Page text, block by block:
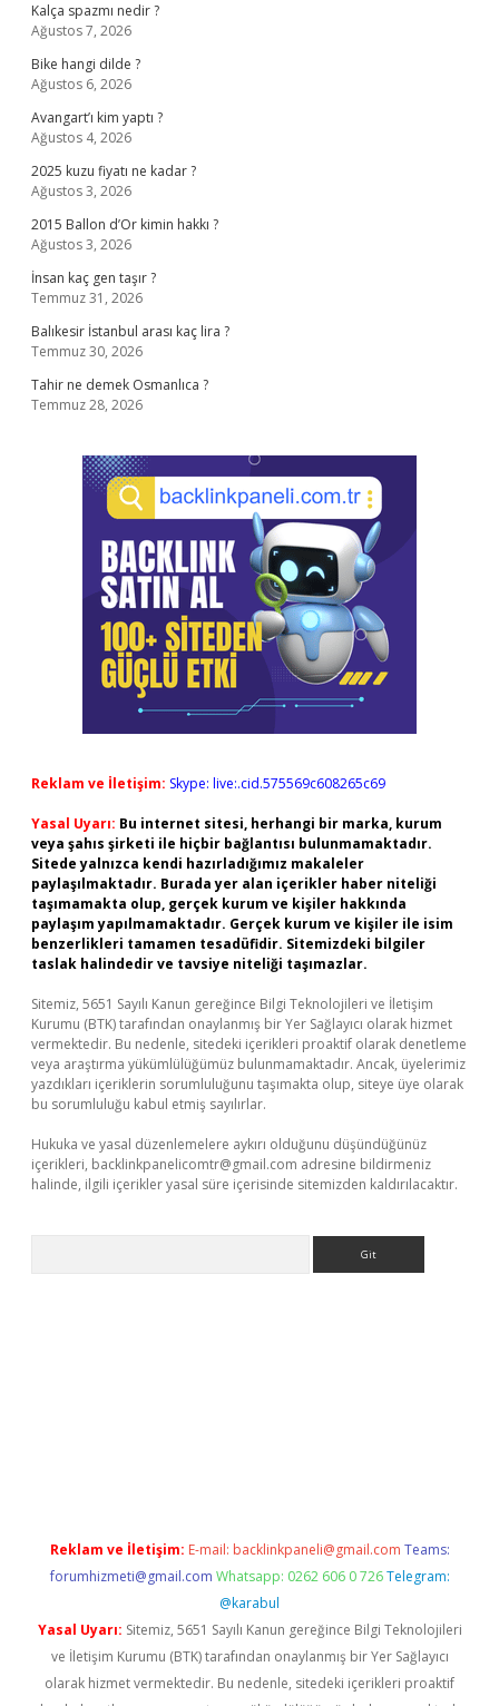
Kalça spazmı nedir ?
Ağustos 7, 2026
Bike hangi dilde ?
Ağustos 6, 2026
Avangart’ı kim yaptı ?
Ağustos 4, 2026
2025 kuzu fiyatı ne kadar ?
Ağustos 3, 2026
2015 Ballon d’Or kimin hakkı ?
Ağustos 3, 2026
İnsan kaç gen taşır ?
Temmuz 31, 2026
Balıkesir İstanbul arası kaç lira ?
Temmuz 30, 2026
Tahir ne demek Osmanlıca ?
Temmuz 28, 2026
Reklam ve İletişim: Skype: live:.cid.575569c608265c69
Yasal Uyarı: Bu internet sitesi, herhangi bir marka, kurum
veya şahıs şirketi ile hiçbir bağlantısı bulunmamaktadır.
Sitede yalnızca kendi hazırladığımız makaleler
paylaşılmaktadır. Burada yer alan içerikler haber niteliği
taşımamakta olup, gerçek kurum ve kişiler hakkında
paylaşım yapılmamaktadır. Gerçek kurum ve kişiler ile isim
benzerlikleri tamamen tesadüfidir. Sitemizdeki bilgiler
taslak halindedir ve tavsiye niteliği taşımazlar.
Sitemiz, 5651 Sayılı Kanun gereğince Bilgi Teknolojileri ve İletişim
Kurumu (BTK) tarafından onaylanmış bir Yer Sağlayıcı olarak hizmet
vermektedir. Bu nedenle, sitedeki içerikleri proaktif olarak denetleme
veya araştırma yükümlülüğümüz bulunmamaktadır. Ancak, üyelerimiz
yazdıkları içeriklerin sorumluluğunu taşımakta olup, siteye üye olarak
bu sorumluluğu kabul etmiş sayılırlar.
Hukuka ve yasal düzenlemelere aykırı olduğunu düşündüğünüz
içerikleri, backlinkpanelicomtr@gmail.com adresine bildirmeniz
halinde, ilgili içerikler yasal süre içerisinde sitemizden kaldırılacaktır.
Reklam ve İletişim: E-mail: backlinkpaneli@gmail.com Teams:
forumhizmeti@gmail.com Whatsapp: 0262 606 0 726 Telegram:
@karabul
Yasal Uyarı: Sitemiz, 5651 Sayılı Kanun gereğince Bilgi Teknolojileri
ve İletişim Kurumu (BTK) tarafından onaylanmış bir Yer Sağlayıcı
olarak hizmet vermektedir. Bu nedenle, sitedeki içerikleri proaktif